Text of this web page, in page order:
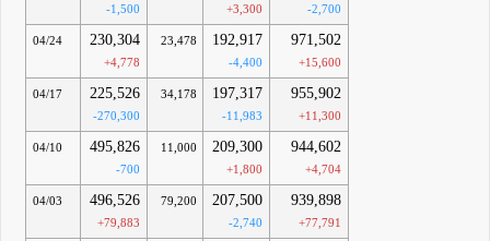
-1,500 +3,300 -2,700
04/24 230,304
+4,778
23,478 192,917
-4,400
971,502
+15,600
04/17 225,526
-270,300
34,178 197,317
-11,983
955,902
+11,300
04/10 495,826
-700
11,000 209,300
+1,800
944,602
+4,704
04/03 496,526
+79,883
79,200 207,500
-2,740
939,898
+77,791